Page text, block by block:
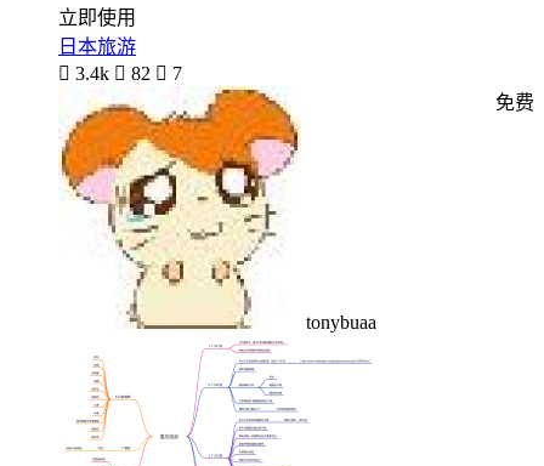
立即使用
日本旅游
 3.4k  82  7
tonybuaa
免费